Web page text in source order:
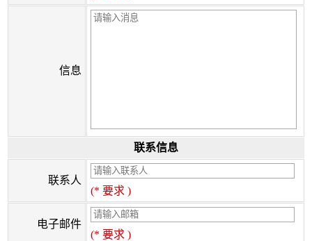
信息
联系信息
联系人
(* 要求 )
电子邮件
(* 要求 )